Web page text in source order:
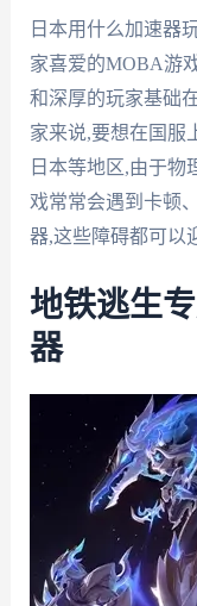
日本用什么加速器
家喜爱的MOBA游
和深厚的玩家基础
家来说,要想在国服
日本等地区,由于物
戏常常会遇到卡顿
器,这些障碍都可以
地铁逃生
器